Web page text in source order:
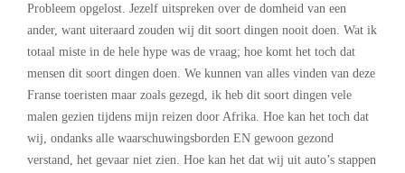
Probleem opgelost. Jezelf uitspreken over de domheid van een
ander, want uiteraard zouden wij dit soort dingen nooit doen. Wat ik
totaal miste in de hele hype was de vraag; hoe komt het toch dat
mensen dit soort dingen doen. We kunnen van alles vinden van deze
Franse toeristen maar zoals gezegd, ik heb dit soort dingen vele
malen gezien tijdens mijn reizen door Afrika. Hoe kan het toch dat
wij, ondanks alle waarschuwingsborden EN gewoon gezond
verstand, het gevaar niet zien. Hoe kan het dat wij uit auto’s stappen